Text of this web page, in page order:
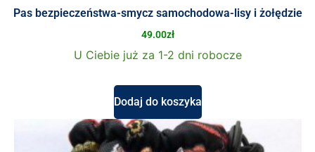
Pas bezpieczeństwa-smycz samochodowa-lisy i żołędzie
49.00zł
U Ciebie już za 1-2 dni robocze
Dodaj do koszyka